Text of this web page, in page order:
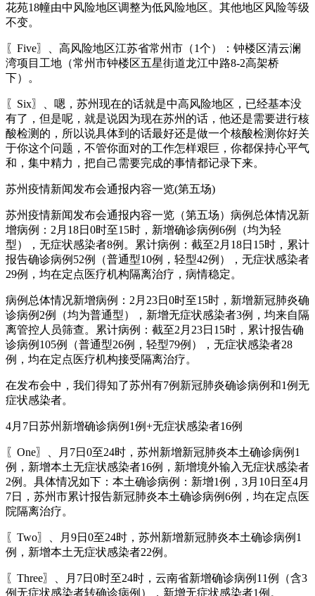
花苑18幢由中风险地区调整为低风险地区。其他地区风险等级
不变。
〖Five〗、高风险地区江苏省常州市（1个）：钟楼区清云澜
湾项目工地（常州市钟楼区五星街道龙江中路8-2高架桥
下）。
〖Six〗、嗯，苏州现在的话就是中高风险地区，已经基本没
有了，但是呢，就是说因为现在苏州的话，他还是需要进行核
酸检测的，所以说具体到的话最好还是做一个核酸检测你好关
于你这个问题，不管你面对的工作怎样艰巨，你都保持心平气
和，集中精力，把自己需要完成的事情都记录下来。
苏州疫情新闻发布会通报内容一览(第五场)
苏州疫情新闻发布会通报内容一览（第五场）病例总体情况新
增病例：2月18日0时至15时，新增确诊病例6例（均为轻
型），无症状感染者8例。累计病例：截至2月18日15时，累计
报告确诊病例52例（普通型10例，轻型42例），无症状感染者
29例，均在定点医疗机构隔离治疗，病情稳定。
病例总体情况新增病例：2月23日0时至15时，新增新冠肺炎确
诊病例2例（均为普通型），新增无症状感染者3例，均来自隔
离管控人员筛查。累计病例：截至2月23日15时，累计报告确
诊病例105例（普通型26例，轻型79例），无症状感染者28
例，均在定点医疗机构接受隔离治疗。
在发布会中，我们得知了苏州有7例新冠肺炎确诊病例和1例无
症状感染者。
4月7日苏州新增确诊病例1例+无症状感染者16例
〖One〗、月7日0至24时，苏州新增新冠肺炎本土确诊病例1
例，新增本土无症状感染者16例，新增境外输入无症状感染者
2例。具体情况如下：本土确诊病例：新增1例，3月10日至4月
7日，苏州市累计报告新冠肺炎本土确诊病例6例，均在定点医
院隔离治疗。
〖Two〗、月9日0至24时，苏州新增新冠肺炎本土确诊病例1
例，新增本土无症状感染者22例。
〖Three〗、月7日0时至24时，云南省新增确诊病例11例（含3
例无症状感染者转确诊病例），新增无症状感染者1例。